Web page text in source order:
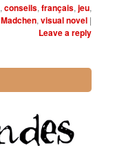
, conseils, français, jeu,
, visual novel |
Leave a reply